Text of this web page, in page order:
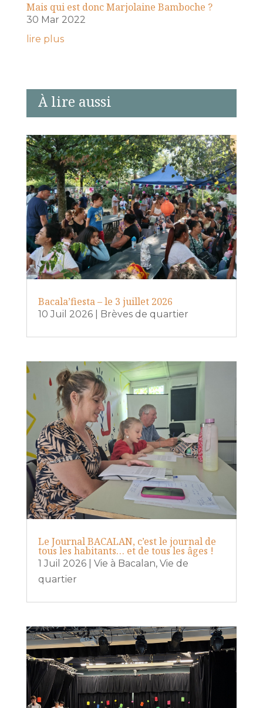
Mais qui est donc Marjolaine Bamboche ?
30 Mar 2022
lire plus
À lire aussi
Bacala’fiesta – le 3 juillet 2026
10 Juil 2026| Brèves de quartier
Le Journal BACALAN, c’est le journal de
tous les habitants… et de tous les âges !
1 Juil 2026| Vie à Bacalan, Vie de
quartier